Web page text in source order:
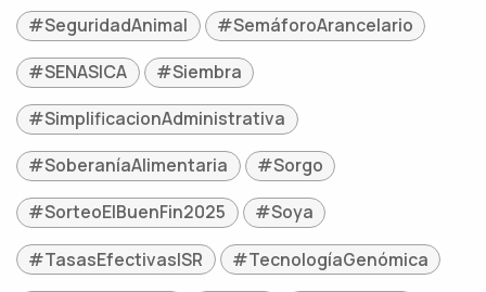
#SeguridadAnimal
#SemáforoArancelario
#SENASICA
#Siembra
#SimplificacionAdministrativa
#SoberaníaAlimentaria
#Sorgo
#SorteoElBuenFin2025
#Soya
#TasasEfectivasISR
#TecnologíaGenómica